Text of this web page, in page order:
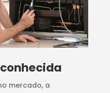
mercado, a